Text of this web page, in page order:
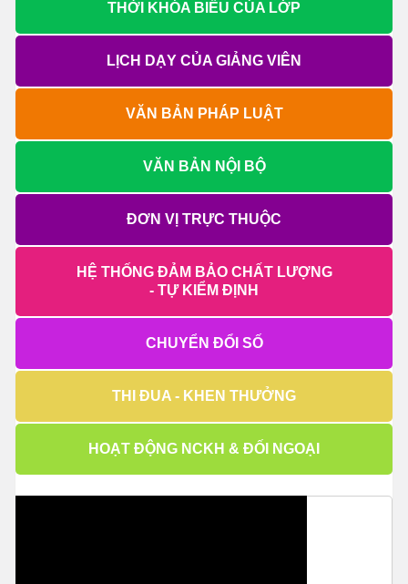
THỜI KHÓA BIỂU CỦA LỚP
LỊCH DẠY CỦA GIẢNG VIÊN
VĂN BẢN PHÁP LUẬT
VĂN BẢN NỘI BỘ
ĐƠN VỊ TRỰC THUỘC
HỆ THỐNG ĐẢM BẢO CHẤT LƯỢNG
- TỰ KIỂM ĐỊNH
CHUYỂN ĐỔI SỐ
THI ĐUA - KHEN THƯỞNG
HOẠT ĐỘNG NCKH & ĐỐI NGOẠI